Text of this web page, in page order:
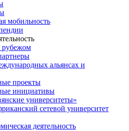
мобильность
рубежом
альянсах и
проекты
инициативы
университеты»
сетевой университет
деятельность